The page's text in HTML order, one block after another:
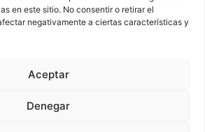
en este sitio. No consentir o retirar el
negativamente a ciertas características y
Aceptar
Denegar
POLÍTICA DE PRIVACIDAD
CONTACTO